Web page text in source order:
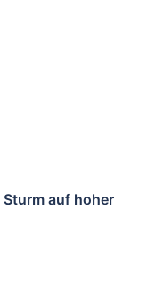
Sturm auf hoher